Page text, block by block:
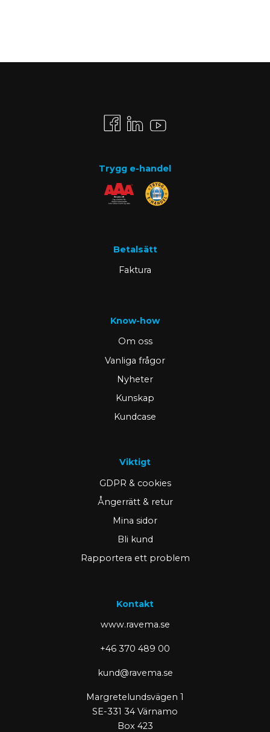
Trygg e-handel
Betalsätt
Faktura
Know-how
Om oss
Vanliga frågor
Nyheter
Kunskap
Kundcase
Viktigt
GDPR & cookies
Ångerrätt & retur
Mina sidor
Bli kund
Rapportera ett problem
Kontakt
www.ravema.se
+46 370 489 00
kund@ravema.se
Margretelundsvägen 1
SE-331 34 Värnamo
Box 423